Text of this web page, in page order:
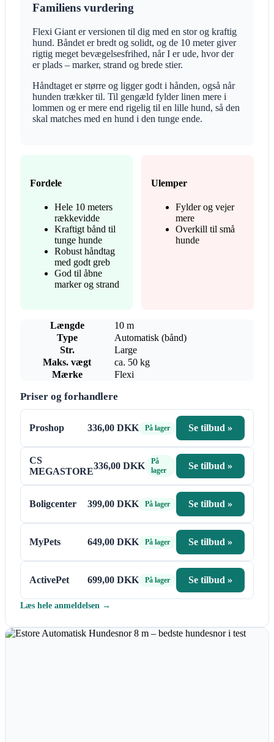
Familiens vurdering
Flexi Giant er versionen til dig med en stor og kraftig
hund. Båndet er bredt og solidt, og de 10 meter giver
rigtig meget bevægelsesfrihed, når I er ude, hvor der
er plads – marker, strand og brede stier.
Håndtaget er større og ligger godt i hånden, også når
hunden trækker til. Til gengæld fylder linen mere i
lommen og er mere end rigelig til en lille hund, så den
skal matches med en hund i den tunge ende.
Fordele
Hele 10 meters
rækkevidde
Kraftigt bånd til
tunge hunde
Robust håndtag
med godt greb
God til åbne
marker og strand
Ulemper
Fylder og vejer
mere
Overkill til små
hunde
Længde
10 m
Type
Automatisk (bånd)
Str.
Large
Maks. vægt
ca. 50 kg
Mærke
Flexi
Priser og forhandlere
Proshop 336,00 DKK På lager Se tilbud »
CS
MEGASTORE
336,00 DKK
På
lager
Se tilbud »
Boligcenter 399,00 DKK På lager Se tilbud »
MyPets 649,00 DKK På lager Se tilbud »
ActivePet 699,00 DKK På lager Se tilbud »
Læs hele anmeldelsen →